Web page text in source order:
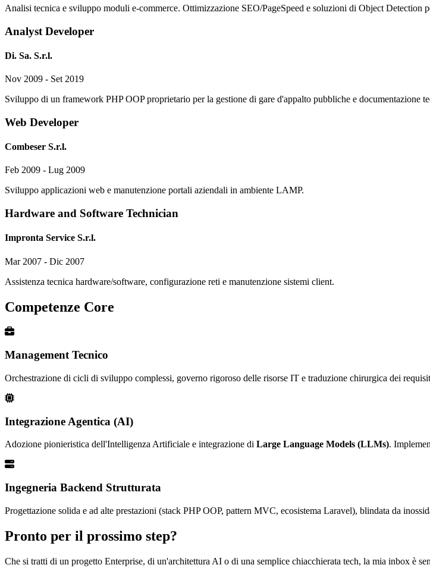
Analisi tecnica e sviluppo moduli e-commerce. Ottimizzazione SEO/PageSpeed e soluzioni di Object Detection
Analyst Developer
Di. Sa. S.r.l.
Nov 2009 - Set 2019
Sviluppo di un framework PHP OOP proprietario per la gestione di gare d'appalto pubbliche e documentazione
Web Developer
Combeser S.r.l.
Feb 2009 - Lug 2009
Sviluppo applicazioni web e manutenzione portali aziendali in ambiente LAMP.
Hardware and Software Technician
Impronta Service S.r.l.
Mar 2007 - Dic 2007
Assistenza tecnica hardware/software, configurazione reti e manutenzione sistemi client.
Competenze Core
Management Tecnico
Orchestrazione di cicli di sviluppo complessi, governo rigoroso delle risorse IT e traduzione chirurgica dei
Integrazione Agentica (AI)
Adozione pionieristica dell'Intelligenza Artificiale e integrazione di Large Language Models (LLMs).
Ingegneria Backend Strutturata
Progettazione solida e ad alte prestazioni (stack PHP OOP, pattern MVC, ecosistema Laravel), blindata da
Pronto per il prossimo step?
Che si tratti di un progetto Enterprise, di un'architettura AI o di una semplice chiacchierata tech, la mia inbox è